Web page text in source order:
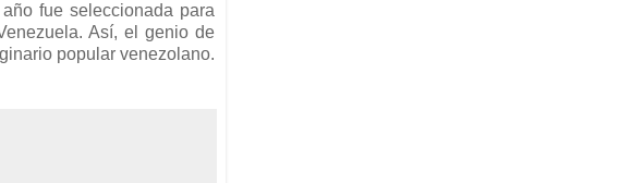
fue seleccionada para
Así, el genio de
popular venezolano.